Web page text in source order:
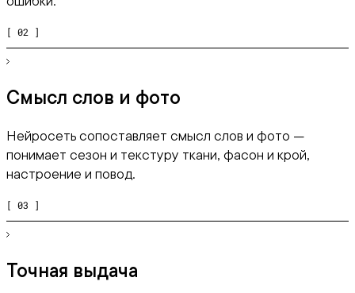
[ 02 ]
Смысл слов и фото
Нейросеть сопоставляет смысл слов и фото —
понимает сезон и текстуру ткани, фасон и крой,
настроение и повод.
[ 03 ]
Точная выдача